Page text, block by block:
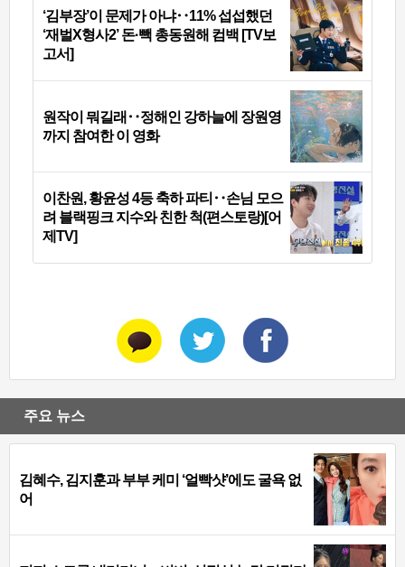
‘김부장’이 문제가 아냐‥11% 섭섭했던
‘재벌X형사2’ 돈·빽 총동원해 컴백 [TV보
고서]
원작이 뭐길래‥정해인 강하늘에 장원영
까지 참여한 이 영화
이찬원, 황윤성 4등 축하 파티‥손님 모으
려 블랙핑크 지수와 친한 척(편스토랑)[어
제TV]
주요 뉴스
김혜수, 김지훈과 부부 케미 ‘얼빡샷’에도 굴욕 없
어